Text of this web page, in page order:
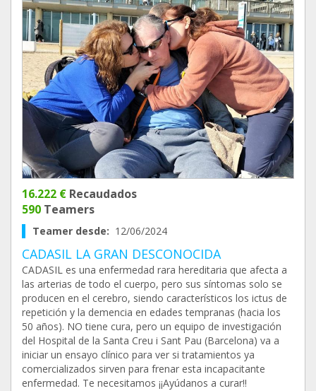
16.222 € Recaudados
590 Teamers
Teamer desde: 12/06/2024
CADASIL LA GRAN DESCONOCIDA
CADASIL es una enfermedad rara hereditaria que afecta a
las arterias de todo el cuerpo, pero sus síntomas solo se
producen en el cerebro, siendo característicos los ictus de
repetición y la demencia en edades tempranas (hacia los
50 años). NO tiene cura, pero un equipo de investigación
del Hospital de la Santa Creu i Sant Pau (Barcelona) va a
iniciar un ensayo clínico para ver si tratamientos ya
comercializados sirven para frenar esta incapacitante
enfermedad. Te necesitamos ¡¡Ayúdanos a curar!!